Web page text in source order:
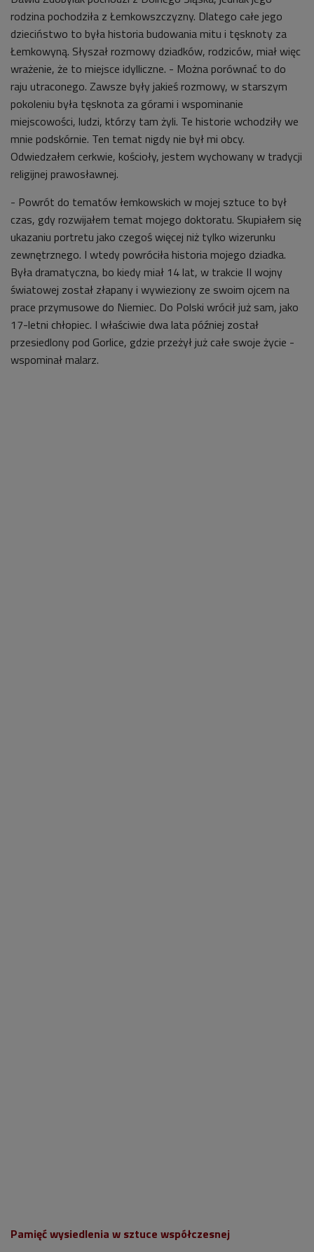
rodzina pochodziła z Łemkowszczyzny. Dlatego całe jego
dzieciństwo to była historia budowania mitu i tęsknoty za
Łemkowyną. Słyszał rozmowy dziadków, rodziców, miał więc
wrażenie, że to miejsce idylliczne. - Można porównać to do
raju utraconego. Zawsze były jakieś rozmowy, w starszym
pokoleniu była tęsknota za górami i wspominanie
miejscowości, ludzi, którzy tam żyli. Te historie wchodziły we
mnie podskórnie. Ten temat nigdy nie był mi obcy.
Odwiedzałem cerkwie, kościoły, jestem wychowany w tradycji
religijnej prawosławnej.
- Powrót do tematów łemkowskich w mojej sztuce to był
czas, gdy rozwijałem temat mojego doktoratu. Skupiałem się
ukazaniu portretu jako czegoś więcej niż tylko wizerunku
zewnętrznego. I wtedy powróciła historia mojego dziadka.
Była dramatyczna, bo kiedy miał 14 lat, w trakcie II wojny
światowej został złapany i wywieziony ze swoim ojcem na
prace przymusowe do Niemiec. Do Polski wrócił już sam, jako
17-letni chłopiec. I właściwie dwa lata później został
przesiedlony pod Gorlice, gdzie przeżył już całe swoje życie -
wspominał malarz.
Pamięć wysiedlenia w sztuce współczesnej